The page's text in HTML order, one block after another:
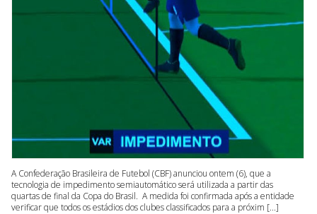
A Confederação Brasileira de Futebol (CBF) anunciou ontem (6), que a
tecnologia de impedimento semiautomático será utilizada a partir das
quartas de final da Copa do Brasil. A medida foi confirmada após a entidade
verificar que todos os estádios dos clubes classificados para a próxim [...]